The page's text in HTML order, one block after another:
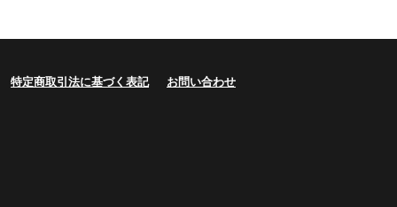
特定商取引法に基づく表記 お問い合わせ